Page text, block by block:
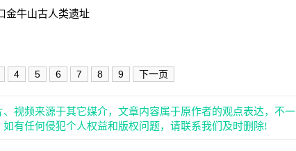
金牛山古人类遗址
4 5 6 7 8 9 下一页
视频来源于其它媒介，文章内容属于原作者的观点表达，不一
有任何侵犯个人权益和版权问题，请联系我们及时删除!